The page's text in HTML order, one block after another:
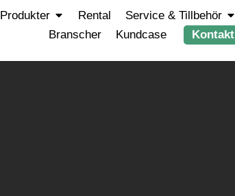
Produkter Rental
Service & Tillbehör
Branscher
Kundcase Kontakt